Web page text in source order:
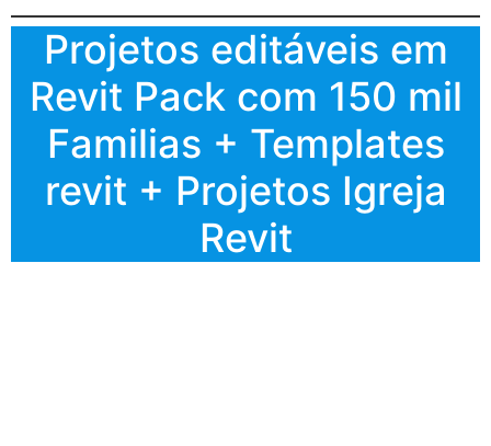
Projetos editáveis em
Revit Pack com 150 mil
Familias + Templates
revit + Projetos Igreja
Revit